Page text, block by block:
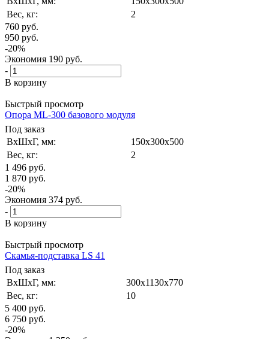
Вес, кг:
2
760 руб.
950 руб.
-20%
Экономия 190 руб.
-
В корзину
Быстрый просмотр
Опора ML-300 базового модуля
Под заказ
ВxШxГ, мм:
150x300x500
Вес, кг:
2
1 496 руб.
1 870 руб.
-20%
Экономия 374 руб.
-
В корзину
Быстрый просмотр
Скамья-подставка LS 41
Под заказ
ВxШxГ, мм:
300x1130x770
Вес, кг:
10
5 400 руб.
6 750 руб.
-20%